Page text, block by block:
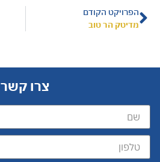
הפרויקט הקודם
מדיטק הר טוב
צרו קשר